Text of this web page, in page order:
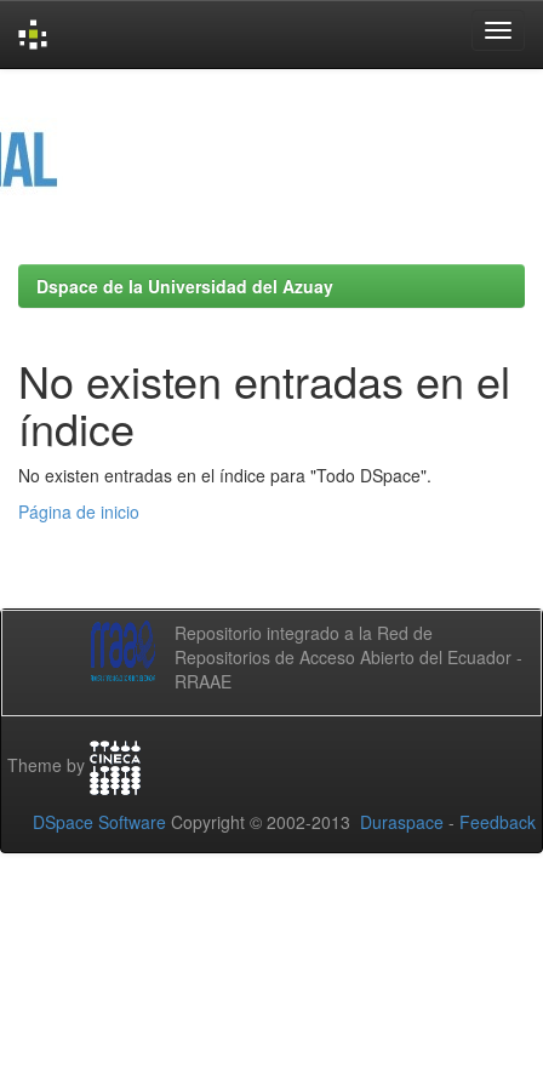
Dspace de la Universidad del Azuay
No existen entradas en el
índice
No existen entradas en el índice para "Todo DSpace".
Página de inicio
Repositorio integrado a la Red de
Repositorios de Acceso Abierto del Ecuador -
RRAAE
Theme by
DSpace Software Copyright © 2002-2013 Duraspace - Feedback